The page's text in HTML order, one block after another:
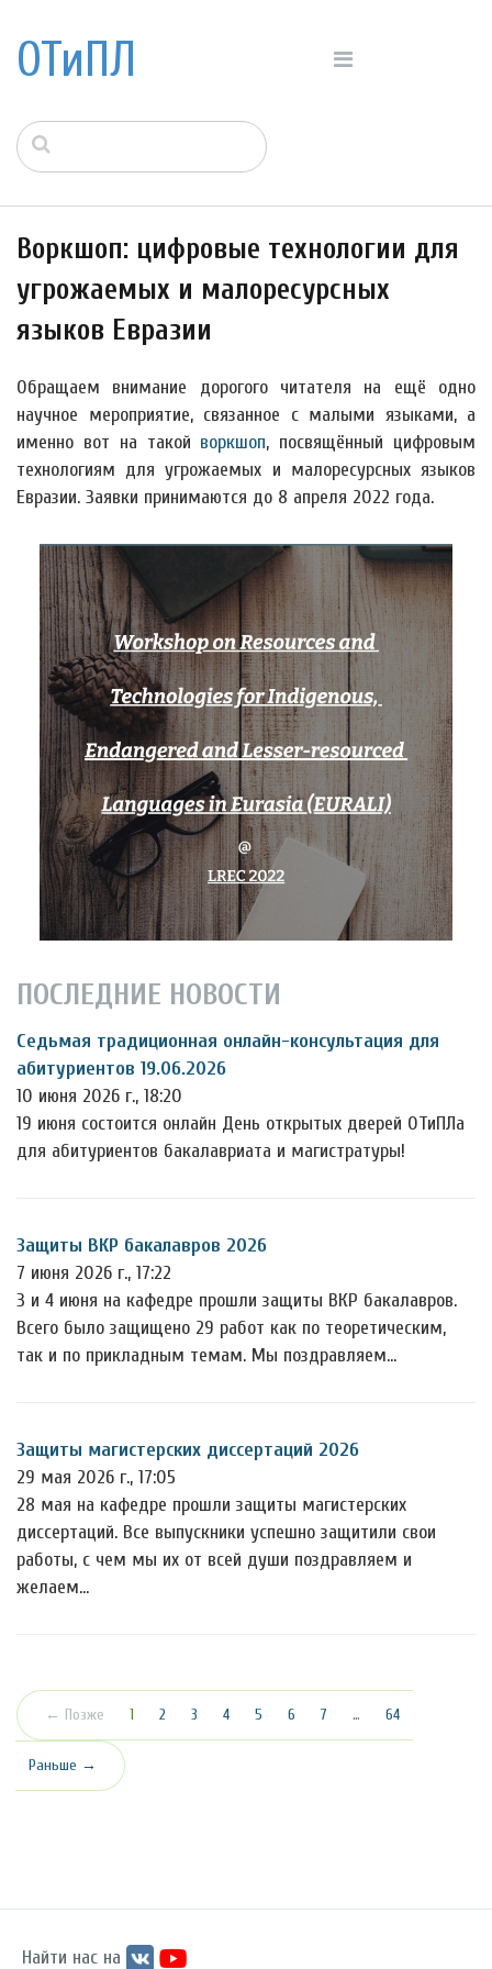
ОТиПЛ
Воркшоп: цифровые технологии для
угрожаемых и малоресурсных
языков Евразии
Обращаем внимание дорогого читателя на ещё одно
научное мероприятие, связанное с малыми языками, а
именно вот на такой воркшоп, посвящённый цифровым
технологиям для угрожаемых и малоресурсных языков
Евразии. Заявки принимаются до 8 апреля 2022 года.
ПОСЛЕДНИЕ НОВОСТИ
Седьмая традиционная онлайн-консультация для
абитуриентов 19.06.2026
10 июня 2026 г., 18:20
19 июня состоится онлайн День открытых дверей ОТиПЛа
для абитуриентов бакалавриата и магистратуры!
Защиты ВКР бакалавров 2026
7 июня 2026 г., 17:22
3 и 4 июня на кафедре прошли защиты ВКР бакалавров.
Всего было защищено 29 работ как по теоретическим,
так и по прикладным темам. Мы поздравляем…
Защиты магистерских диссертаций 2026
29 мая 2026 г., 17:05
28 мая на кафедре прошли защиты магистерских
диссертаций. Все выпускники успешно защитили свои
работы, с чем мы их от всей души поздравляем и
желаем…
← Позже 1 (текущая)
2 3 4 5 6 7 … 64
Раньше →
Найти нас на